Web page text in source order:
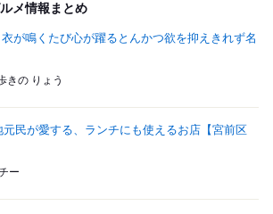
メ情報まとめ
が鳴くたび心が躍るとんかつ欲を抑えきれず名
きの りょう
元民が愛する、ランチにも使えるお店【宮前区
ー